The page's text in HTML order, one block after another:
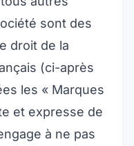
sont des
droit de la
(ci-après
les « Marques
et expresse de
à ne pas